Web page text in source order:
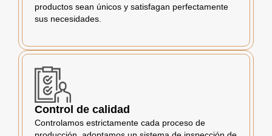
productos sean únicos y satisfagan perfectamente
sus necesidades.
Control de calidad
Controlamos estrictamente cada proceso de